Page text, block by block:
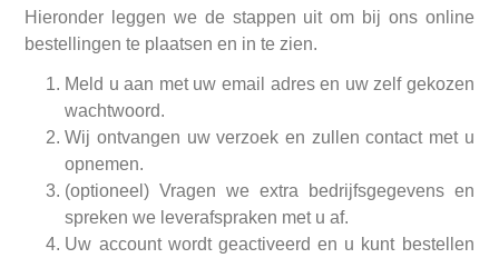
Hieronder leggen we de stappen uit om bij ons online
bestellingen te plaatsen en in te zien.
Meld u aan met uw email adres en uw zelf gekozen
wachtwoord.
Wij ontvangen uw verzoek en zullen contact met u
opnemen.
(optioneel) Vragen we extra bedrijfsgegevens en
spreken we leverafspraken met u af.
Uw account wordt geactiveerd en u kunt bestellen